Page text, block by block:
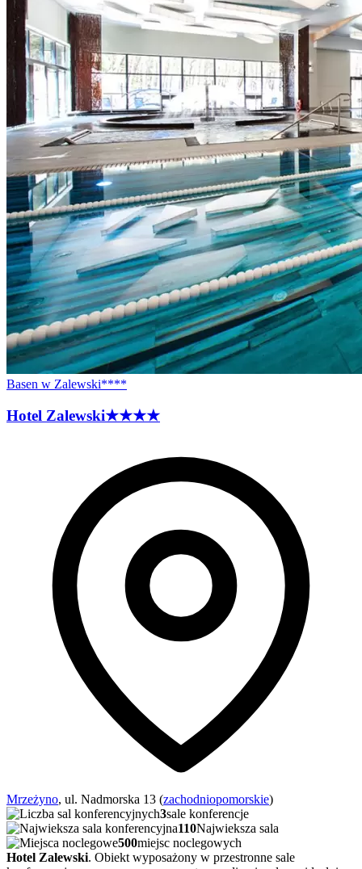
Basen w Zalewski****
Hotel Zalewski★★★★
Mrzeżyno, ul. Nadmorska 13 (zachodniopomorskie)
3sale konferencje
110Najwieksza sala
500miejsc noclegowych
Hotel Zalewski. Obiekt wyposażony w przestronne sale